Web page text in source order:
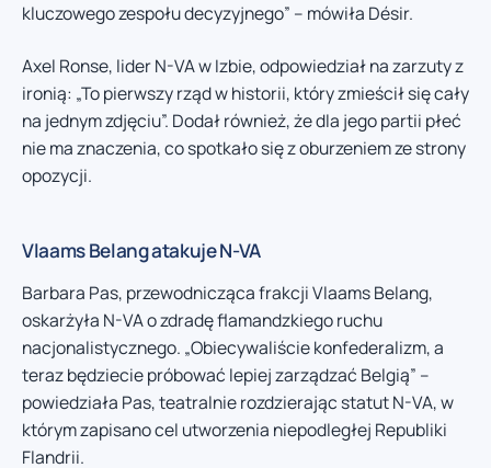
kluczowego zespołu decyzyjnego” – mówiła Désir.
Axel Ronse, lider N-VA w Izbie, odpowiedział na zarzuty z
ironią: „To pierwszy rząd w historii, który zmieścił się cały
na jednym zdjęciu”. Dodał również, że dla jego partii płeć
nie ma znaczenia, co spotkało się z oburzeniem ze strony
opozycji.
Vlaams Belang atakuje N-VA
Barbara Pas, przewodnicząca frakcji Vlaams Belang,
oskarżyła N-VA o zdradę flamandzkiego ruchu
nacjonalistycznego. „Obiecywaliście konfederalizm, a
teraz będziecie próbować lepiej zarządzać Belgią” –
powiedziała Pas, teatralnie rozdzierając statut N-VA, w
którym zapisano cel utworzenia niepodległej Republiki
Flandrii.